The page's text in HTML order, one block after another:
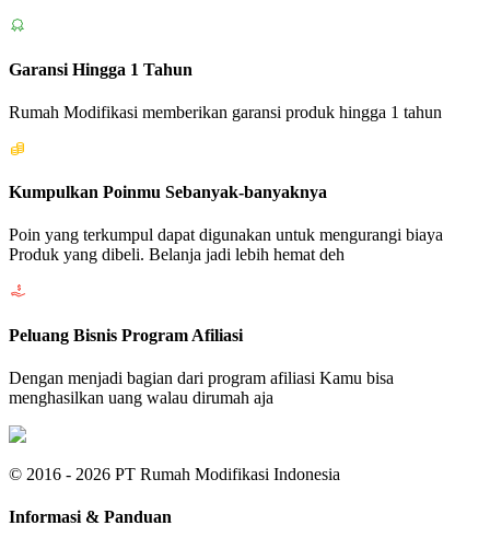
Garansi Hingga 1 Tahun
Rumah Modifikasi memberikan garansi produk hingga 1 tahun
Kumpulkan Poinmu Sebanyak-banyaknya
Poin yang terkumpul dapat digunakan untuk mengurangi biaya
Produk yang dibeli. Belanja jadi lebih hemat deh
Peluang Bisnis Program Afiliasi
Dengan menjadi bagian dari program afiliasi Kamu bisa
menghasilkan uang walau dirumah aja
© 2016 - 2026 PT Rumah Modifikasi Indonesia
Informasi & Panduan